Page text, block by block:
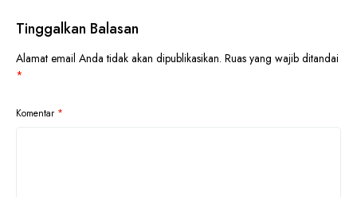
Tinggalkan Balasan
Alamat email Anda tidak akan dipublikasikan. Ruas yang wajib ditandai
*
Komentar *